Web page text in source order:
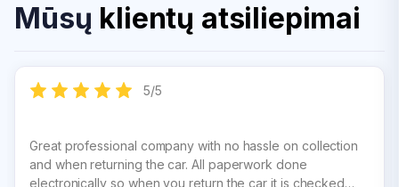
Mūsų klientų atsiliepimai
5/5
Great professional company with no hassle on collection
and when returning the car. All paperwork done
electronically so when you return the car it is checked